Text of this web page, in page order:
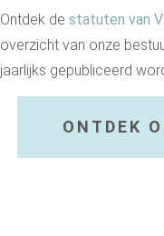
Ontdek de statuten van
overzicht van onze
jaarlijks gepubliceerd
ONTDEK